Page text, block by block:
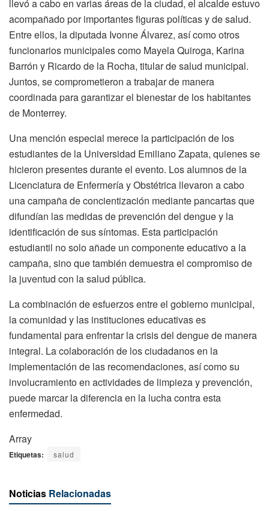
llevó a cabo en varias áreas de la ciudad, el alcalde estuvo
acompañado por importantes figuras políticas y de salud.
Entre ellos, la diputada Ivonne Álvarez, así como otros
funcionarios municipales como Mayela Quiroga, Karina
Barrón y Ricardo de la Rocha, titular de salud municipal.
Juntos, se comprometieron a trabajar de manera
coordinada para garantizar el bienestar de los habitantes
de Monterrey.
Una mención especial merece la participación de los
estudiantes de la Universidad Emiliano Zapata, quienes se
hicieron presentes durante el evento. Los alumnos de la
Licenciatura de Enfermería y Obstétrica llevaron a cabo
una campaña de concientización mediante pancartas que
difundían las medidas de prevención del dengue y la
identificación de sus síntomas. Esta participación
estudiantil no solo añade un componente educativo a la
campaña, sino que también demuestra el compromiso de
la juventud con la salud pública.
La combinación de esfuerzos entre el gobierno municipal,
la comunidad y las instituciones educativas es
fundamental para enfrentar la crisis del dengue de manera
integral. La colaboración de los ciudadanos en la
implementación de las recomendaciones, así como su
involucramiento en actividades de limpieza y prevención,
puede marcar la diferencia en la lucha contra esta
enfermedad.
Array
Etiquetas: salud
Noticias Relacionadas